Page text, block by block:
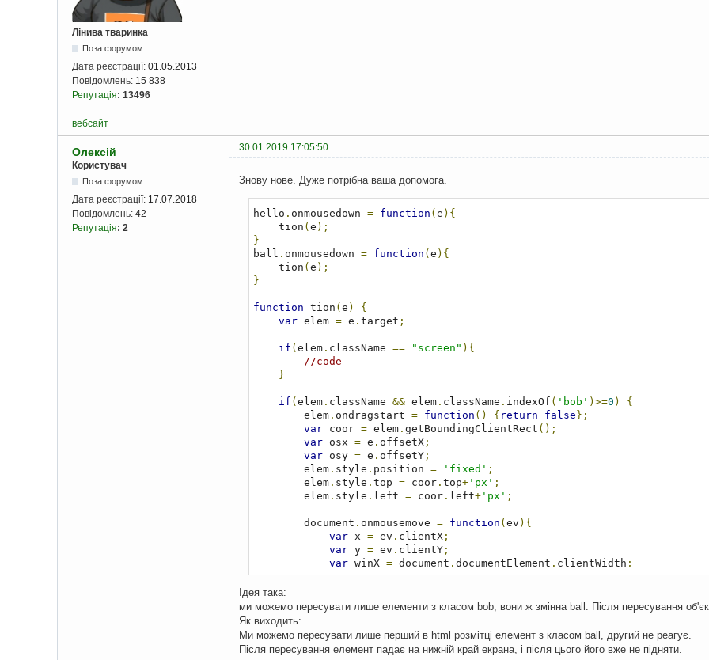
Лінива тваринка
Поза форумом
Дата реєстрації: 01.05.2013
Повідомлень: 15 838
Репутація: 13496
вебсайт
Олексій
30.01.2019 17:05:50
Користувач
Поза форумом
Дата реєстрації: 17.07.2018
Повідомлень: 42
Репутація: 2
Знову нове. Дуже потрібна ваша допомога.
hello . onmousedown = function ( e ){
    tion
( e );
}
ball . onmousedown = function ( e ){
    tion
( e );
}
function tion ( e )
{
var elem = e . target ;
if ( elem. className == "screen" ){
//code
}
if ( elem. className && elem. className . indexOf ( 'bob' )>=0 )
{
        elem
. ondragstart = function () { return false };
var coor = elem. getBoundingClientRect ();
var osx = e . offsetX;
var osy = e . offsetY;
        elem
. style . position = 'fixed' ;
        elem
. style . top = coor. top+'px' ;
        elem
. style . left = coor. left+'px' ;
        document
. onmousemove = function ( ev ){
var x = ev . clientX;
var y = ev . clientY;
var winX = document . documentElement . clientWidth ;
var winY = document.documentElement.clientHeight;
if ( x-osx<0) {x= osx};
winY height osy ))
Ідея така:
ми можемо пересувати лише елементи з класом bob, вони ж змінна ball. Після пересування
Як виходить:
Ми можемо пересувати лише перший в html розмітці елемент з класом ball, другий не реагує.
Після пересування елемент падає на нижній край екрана, і після цього його вже не підняти.